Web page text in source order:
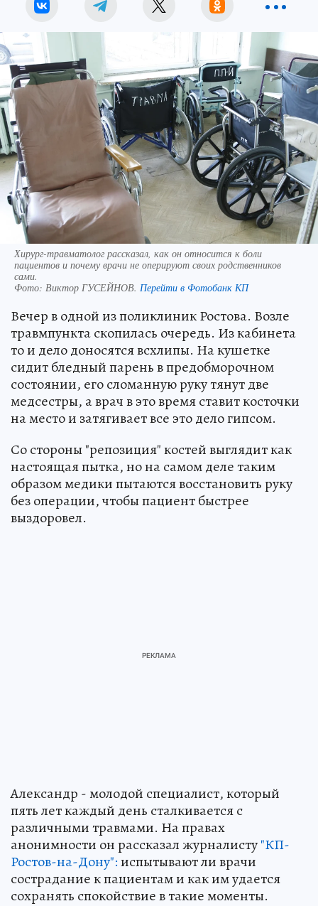
Хирург-травматолог рассказал, как он относится к боли
пациентов и почему врачи не оперируют своих родственников
сами.
Фото: Виктор ГУСЕЙНОВ. Перейти в Фотобанк КП
Вечер в одной из поликлиник Ростова. Возле
травмпункта скопилась очередь. Из кабинета
то и дело доносятся всхлипы. На кушетке
сидит бледный парень в предобморочном
состоянии, его сломанную руку тянут две
медсестры, а врач в это время ставит косточки
на место и затягивает все это дело гипсом.
Со стороны "репозиция" костей выглядит как
настоящая пытка, но на самом деле таким
образом медики пытаются восстановить руку
без операции, чтобы пациент быстрее
выздоровел.
Александр - молодой специалист, который
пять лет каждый день сталкивается с
различными травмами. На правах
анонимности он рассказал журналисту"КП-
Ростов-на-Дону":испытывают ли врачи
сострадание к пациентам и как им удается
сохранять спокойствие в такие моменты.